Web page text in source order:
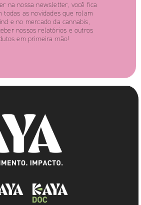
na nossa newsletter, você fica
todas as novidades que rolam
e no mercado da cannabis,
nossos relatórios e outros
em primeira mão!